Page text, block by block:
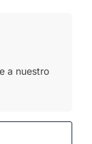
a nuestro